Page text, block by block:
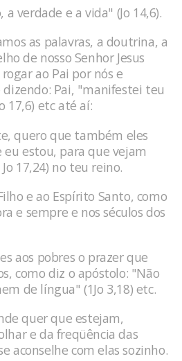
verdade e a vida" (Jo 14,6).
as palavras, a doutrina, a
de nosso Senhor Jesus
ao Pai por nós e
Pai, "manifestei teu
17,6) etc até aí:
quero que também eles
estou, para que vejam
17,24) no teu reino.
e ao Espírito Santo, como
e sempre e nos séculos dos
aos pobres o prazer que
como diz o apóstolo: "Não
de língua" (1Jo 3,18) etc.
quer que estejam,
e da freqüência das
aconselhe com elas sozinho.